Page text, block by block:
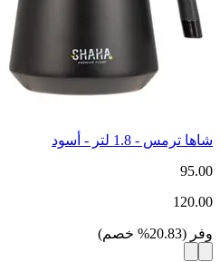
شاها ترمس - 1.8 لتر - أسود
95.00
120.00
وفر (
20.83
% خصم)